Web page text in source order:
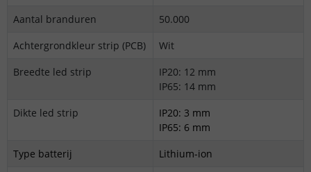
Aantal branduren
50.000
Achtergrondkleur strip (PCB)
Wit
Breedte led strip
IP20: 12 mm
IP65: 14 mm
Dikte led strip
IP20: 3 mm
IP65: 6 mm
Type batterij
Lithium-ion